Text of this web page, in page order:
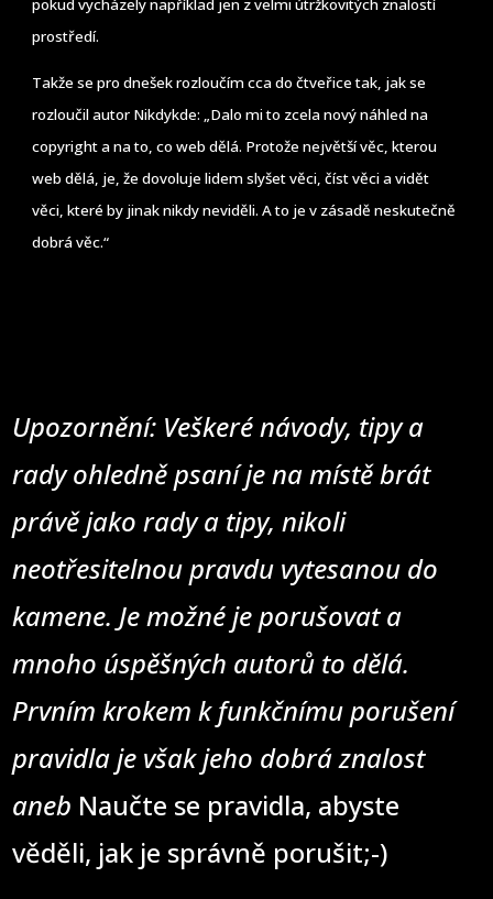
pokud vycházely například jen z velmi útržkovitých znalostí
prostředí.
Takže se pro dnešek rozloučím cca do čtveřice tak, jak se
rozloučil autor Nikdykde: „Dalo mi to zcela nový náhled na
copyright a na to, co web dělá. Protože největší věc, kterou
web dělá, je, že dovoluje lidem slyšet věci, číst věci a vidět
věci, které by jinak nikdy neviděli. A to je v zásadě neskutečně
dobrá věc.“
Upozornění: Veškeré návody, tipy a
rady ohledně psaní je na místě brát
právě jako rady a tipy, nikoli
neotřesitelnou pravdu vytesanou do
kamene. Je možné je porušovat a
mnoho úspěšných autorů to dělá.
Prvním krokem k funkčnímu porušení
pravidla je však jeho dobrá znalost
aneb Naučte se pravidla, abyste
věděli, jak je správně porušit;-)